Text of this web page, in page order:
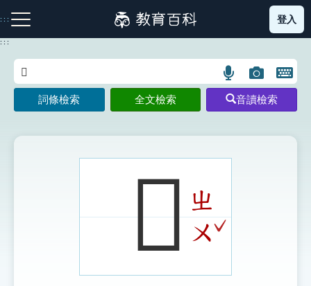
到
主
:::
注音索引圖示 筆畫索引圖示 部首索引表圖示
登入
:::
語
言
搜
示
圖
片
搜
開
鍵
圖
詞條檢索 全文檢索 音讀檢索
𥘭ㄓ
ㄨ ˇ